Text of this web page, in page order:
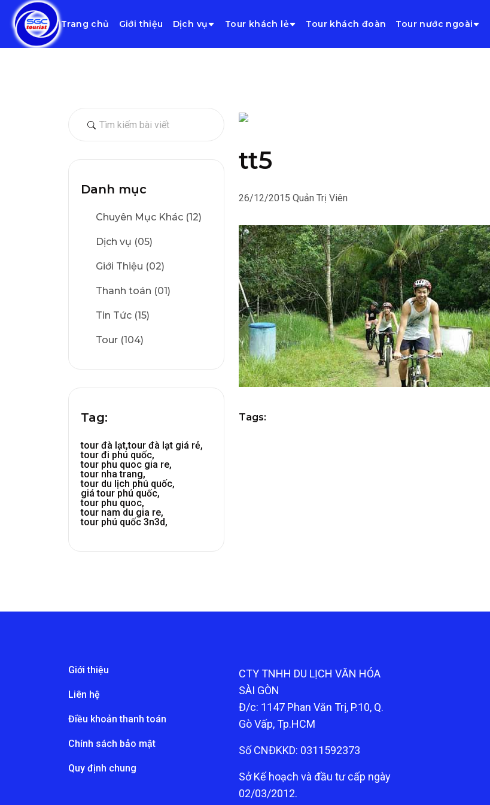
Trang chủ Giới thiệu Dịch vụ Tour khách lẻ Tour khách đoàn Tour nước ngoài
Danh mục
Chuyên Mục Khác (12)
Dịch vụ (05)
Giới Thiệu (02)
Thanh toán (01)
Tin Tức (15)
Tour (104)
Tag:
tour đà lạt,tour đà lạt giá rẻ,
tour đi phú quốc,
tour phu quoc gia re,
tour nha trang,
tour du lịch phú quốc,
giá tour phú quốc,
tour phu quoc,
tour nam du gia re,
tour phú quốc 3n3d,
tt5
26/12/2015 Quản Trị Viên
Tags:
Giới thiệu
Liên hệ
Điều khoản thanh toán
Chính sách bảo mật
Quy định chung
CTY TNHH DU LỊCH VĂN HÓA
SÀI GÒN
Đ/c: 1147 Phan Văn Trị, P.10, Q.
Gò Vấp, Tp.HCM
Số CNĐKKD: 0311592373
Sở Kế hoạch và đầu tư cấp ngày
02/03/2012.